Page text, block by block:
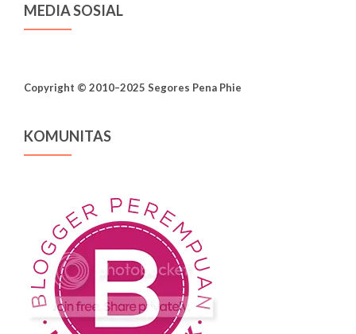
MEDIA SOSIAL
Copyright © 2010–2025 Segores Pena Phie
KOMUNITAS